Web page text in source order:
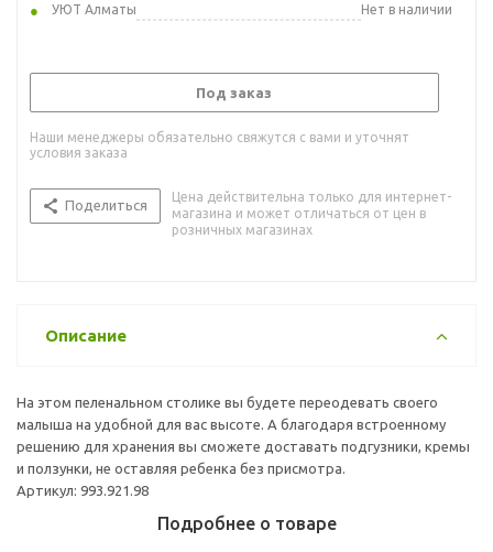
УЮТ Алматы
Нет в наличии
Под заказ
Наши менеджеры обязательно свяжутся с вами и уточнят
условия заказа
Поделиться
Цена действительна только для интернет-
магазина и может отличаться от цен в
розничных магазинах
Описание
На этом пеленальном столике вы будете переодевать своего
малыша на удобной для вас высоте. А благодаря встроенному
решению для хранения вы сможете доставать подгузники, кремы
и ползунки, не оставляя ребенка без присмотра.
Артикул: 993.921.98
Подробнее о товаре